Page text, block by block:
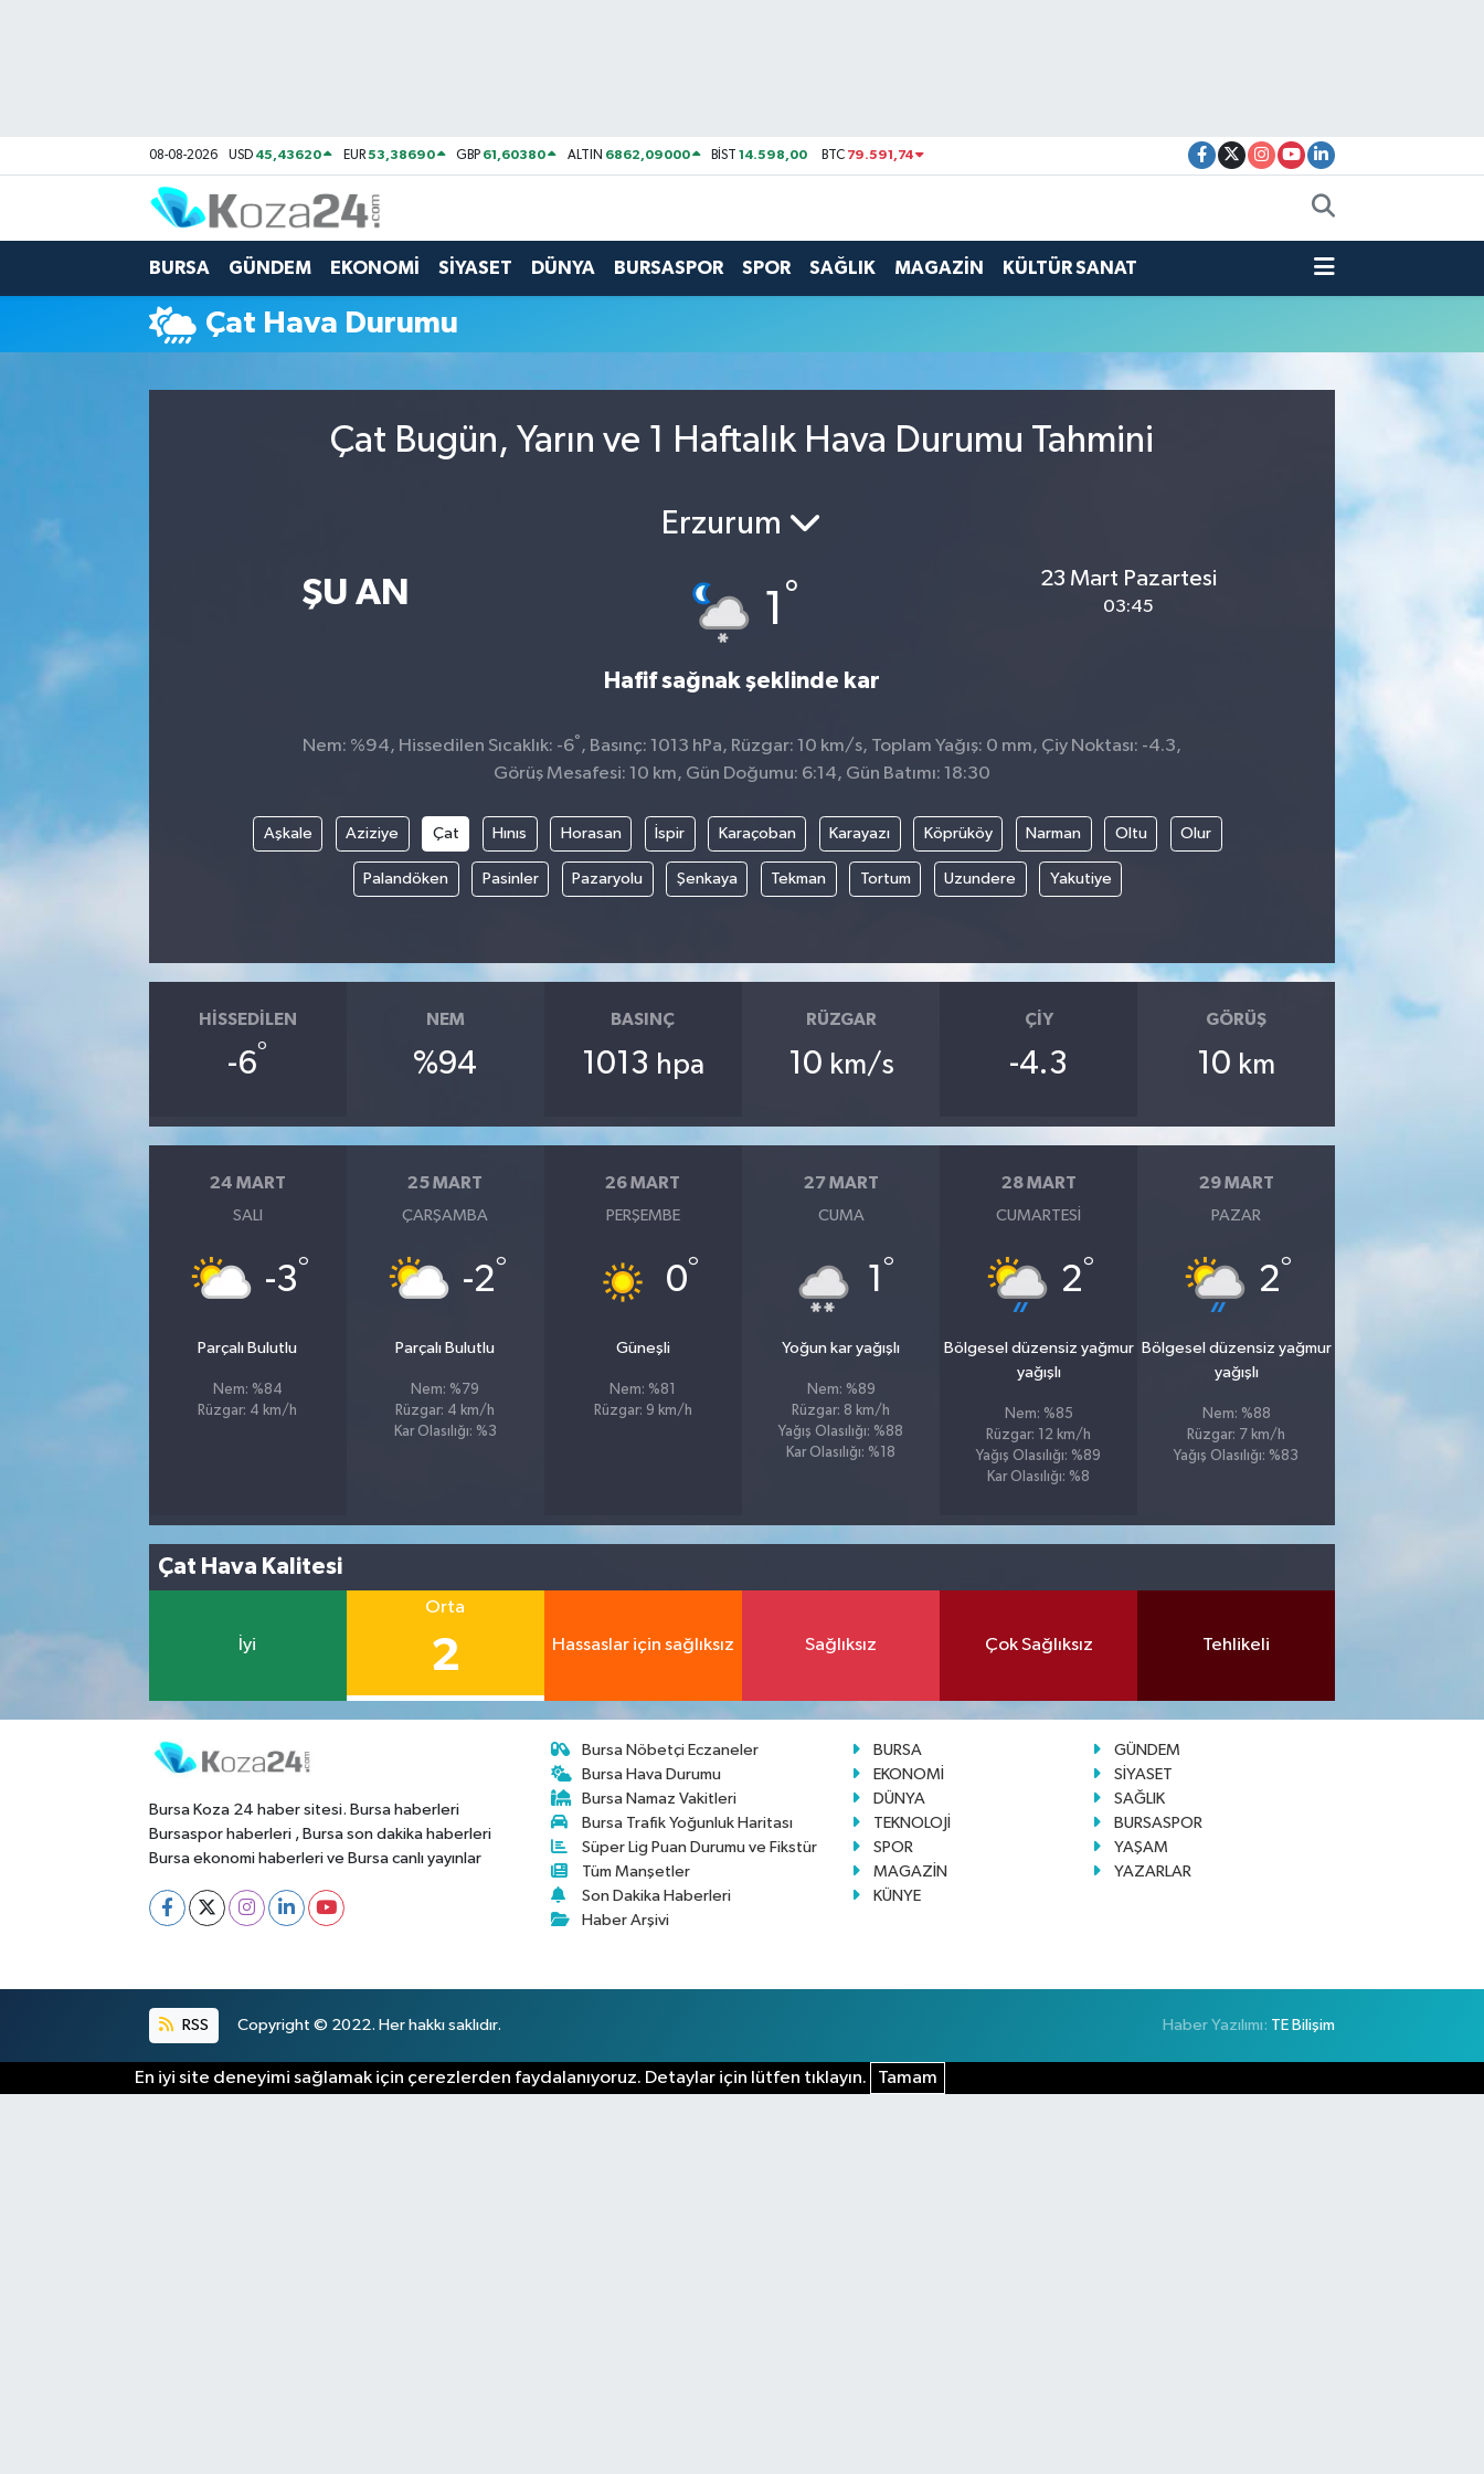
08-08-2026 USD 45,43620 EUR53,38690 GBP 61,60380 ALTIN 6862,09000 BİST14.598,00 BTC 79.591,74
BURSA GÜNDEM EKONOMİ SİYASET DÜNYA BURSASPOR SPOR SAĞLIK MAGAZİN KÜLTÜR SANAT
Çat Hava Durumu
Çat Bugün, Yarın ve 1 Haftalık Hava Durumu Tahmini
ŞU AN
Erzurum
1 °
Hafif sağnak şeklinde kar
23 Mart Pazartesi
03:45
Nem: %94, Hissedilen Sıcaklık: -6° , Basınç: 1013 hPa, Rüzgar: 10 km/s, Toplam Yağış: 0 mm, Çiy Noktası: -4.3,
Görüş Mesafesi: 10 km, Gün Doğumu: 6:14, Gün Batımı: 18:30
Aşkale Aziziye Çat Hınıs Horasan İspir Karaçoban Karayazı Köprüköy Narman Oltu Olur
Palandöken Pasinler Pazaryolu Şenkaya Tekman Tortum Uzundere Yakutiye
HISSEDILEN
-6°
NEM
%94
BASINÇ
1013 hpa
RÜZGAR
10 km/s
ÇIY
-4.3
GÖRÜŞ
10 km
24 MART
SALI
-3°
Parçalı Bulutlu
Nem: %84
Rüzgar: 4 km/h
25 MART
ÇARŞAMBA
-2°
Parçalı Bulutlu
Nem: %79
Rüzgar: 4 km/h
Kar Olasılığı: %3
26 MART
PERŞEMBE
0°
Güneşli
Nem: %81
Rüzgar: 9 km/h
27 MART
CUMA
1 °
Yoğun kar yağışlı
Nem: %89
Rüzgar: 8 km/h
Yağış Olasılığı: %88
Kar Olasılığı: %18
28 MART
CUMARTESI
2°
Bölgesel düzensiz yağmur
yağışlı
Nem: %85
Rüzgar: 12 km/h
Yağış Olasılığı: %89
Kar Olasılığı: %8
29 MART
PAZAR
2°
Bölgesel düzensiz yağmur
yağışlı
Nem: %88
Rüzgar: 7 km/h
Yağış Olasılığı: %83
Çat Hava Kalitesi
İyi
Orta
2 Hassaslar için sağlıksız Sağlıksız Çok Sağlıksız Tehlikeli
Bursa Koza 24 haber sitesi. Bursa haberleri
Bursaspor haberleri , Bursa son dakika haberleri
Bursa ekonomi haberleri ve Bursa canlı yayınlar
Bursa Nöbetçi Eczaneler
Bursa Hava Durumu
Bursa Namaz Vakitleri
Bursa Trafik Yoğunluk Haritası
Süper Lig Puan Durumu ve Fikstür
Tüm Manşetler
Son Dakika Haberleri
Haber Arşivi
BURSA
GÜNDEM
EKONOMİ
SİYASET
DÜNYA
SAĞLIK
TEKNOLOJİ
BURSASPOR
SPOR
YAŞAM
MAGAZİN
YAZARLAR
KÜNYE
RSS Copyright © 2022. Her hakkı saklıdır. Haber Yazılımı: TE Bilişim
En iyi site deneyimi sağlamak için çerezlerden faydalanıyoruz. Detaylar için lütfen tıklayın. Tamam
Bursa Namaz Vakitleri
Bursa Trafik Yoğunluk Haritası
Süper Lig Puan Durumu ve Fikstür